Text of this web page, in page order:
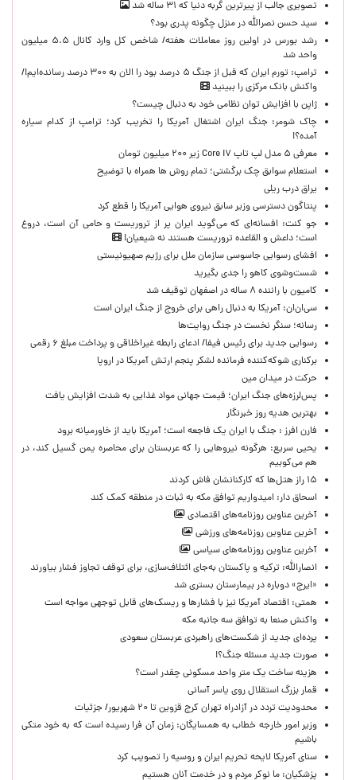
تصویری جالب از پیرترین گربه دنیا که ۳۱ ساله شد
سید حسن نصرالله در منزل چگونه پدری بود؟
رشد بورس در اولین روز معاملات هفته/ شاخص کل وارد کانال ۵.۵ میلیون
واحد شد
ترامپ: تورم ایران که قبل از جنگ ۵ درصد بود را الان به ۳۰۰ درصد رسانده‌ایم!/
واکنش بانک مرکزی را ببینید
ژاپن با افزایش توان نظامی خود به دنبال چیست؟
چاک شومر: جنگ ایران اشتغال آمریکا را تخریب کرد؛ ترامپ از کدام سیاره
آمده؟!
معرفی ۵ مدل لپ تاپ Core i۷ زیر ۲۰۰ میلیون تومان
استعلام سوابق چک برگشتی؛ تمام روش ها همراه با توضیح
یراق درب ریلی
پنتاگون دسترسی وزیر سابق نیروی هوایی آمریکا را قطع کرد
جو کنت: افسانه‌ای که می‌گوید ایران پر از تروریست و حامی آن است، دروغ
است؛ داعش و القاعده تروریست هستند نه شیعیان!
افشای رسوایی جاسوسی سازمان ملل برای رژیم صهیونیستی
شست‌وشوی کاهو را جدی بگیرید
کامیون با راننده ۸ ساله در اصفهان توقیف شد
سی‌ان‌ان: آمریکا به دنبال راهی برای خروج از جنگ ایران است
رسانه؛ سنگر نخست در جنگ روایت‌ها
رسوایی جدید برای رئیس فیفا/ ادعای رابطه غیراخلاقی و پرداخت مبلغ ۶ رقمی
برکناری شوکه‌کننده فرمانده لشکر پنجم ارتش آمریکا در اروپا
حركت در ميدان مين
پس‌لرزه‌های جنگ ایران؛ قیمت جهانی مواد غذایی به شدت افزایش یافت
بهترین هدیه روز خبرنگار
فارن افرز : جنگ با ایران یک فاجعه است؛ آمریکا باید از خاورمیانه برود
یحیی سریع: هرگونه نیروهایی را که عربستان برای محاصره یمن گسیل کند، در
هم می‌کوبیم
۱۵ راز هتل‌ها که کارکنانشان فاش کردند
اسحاق دار: امیدواریم توافق مکه به ثبات در منطقه کمک کند
آخرین عناوین روزنامه‌های اقتصادی
آخرین عناوین روزنامه‌های ورزشی
آخرین عناوین روزنامه‌های سیاسی
انصارالله: ترکیه و پاکستان به‌جای ائتلاف‌سازی، برای توقف تجاوز فشار بیاورند
«ایرج» دوباره در بیمارستان بستری شد
همتی: اقتصاد آمریکا نیز با فشارها و ریسک‌های قابل توجهی مواجه است
واکنش صنعا به توافق سه جانبه مکه
پرده‌ای جدید از شکست‌های راهبردی عربستان سعودی
صورت جدید مسئله جنگ؟!
هزینه ساخت یک متر واحد مسکونی چقدر است؟
قمار بزرگ استقلال روی یاسر آسانی
محدودیت تردد در آزادراه تهران کرج قزوین تا ۲۰ شهریور/ جزئیات
وزیر امور خارجه خطاب به همسایگان: زمان آن فرا رسیده است که به خود متکی
باشیم
سنای آمریکا لایحه تحریم ایران و روسیه را تصویب کرد
پزشکیان: ما نوکر مردم و در خدمت آنان هستیم